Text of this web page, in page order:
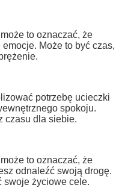
to oznaczać, że
Może to być czas,
potrzebę ucieczki
spokoju.
czasu dla siebie.
to oznaczać, że
odnaleźć swoją drogę.
swoje życiowe cele.